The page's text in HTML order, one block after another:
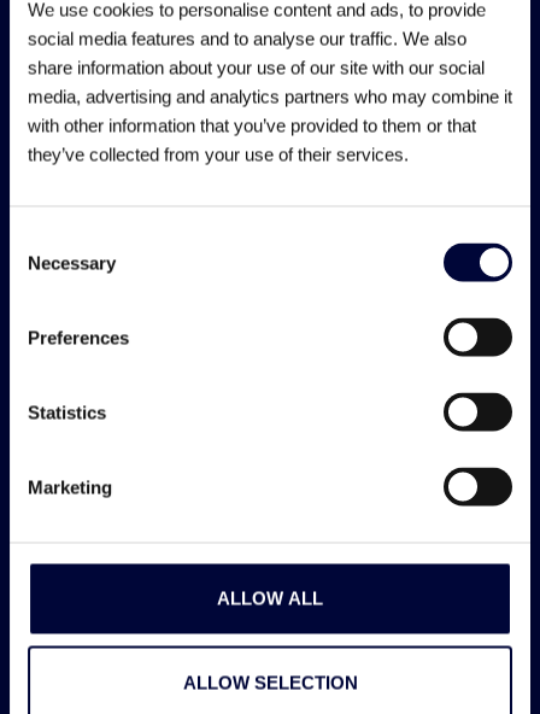
We use cookies to personalise content and ads, to provide
social media features and to analyse our traffic. We also
share information about your use of our site with our social
media, advertising and analytics partners who may combine it
with other information that you’ve provided to them or that
they’ve collected from your use of their services.
Selection
Necessary
Preferences
Statistics
Marketing
ALLOW ALL
ALLOW SELECTION
Affiniteit met de machinebouw of industriële
automatisering;
Kennis van elektrotechnische normen en
veiligheidseisen;
Goede beheersing van de Nederlandse taal;
Wij bieden
Een salaris tot €5.898,77 afhankelijk van vooropleiding
⁠Uitzicht op een vast dienstverband binnen één jaar bij
25 vakantiedagen en 13 ADV-dagen, met de
mogelijkheid om ADV-dagen op te nemen of uit te
de keuze tussen een leaseauto of een vergoeding van
€0,23 per kilometer;
Een goede pensioenvoorziening;